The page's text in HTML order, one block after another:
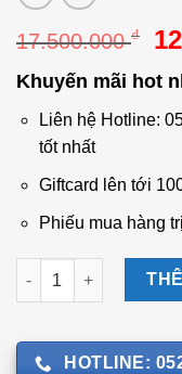
17.500.000₫
Khuyến mãi hot
Liên hệ Hotline:
tốt nhất
Giftcard lên tới
Phiếu mua hàng
Bếp từ đôi Kocher DI-
HOTLINE: